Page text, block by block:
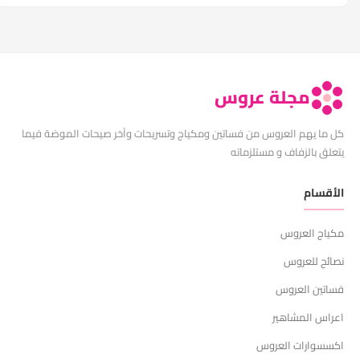
مجلة عروس
كل ما يهم العروس من فساتين ومكياج وتسريحات وآخر صيحات الموضة فيما
يتعلق بالزفاف و مستلزماته
الأقسام
مكياج العروس
نصائح للعروس
فساتين العروس
اعراس المشاهير
اكسسوارات العروس